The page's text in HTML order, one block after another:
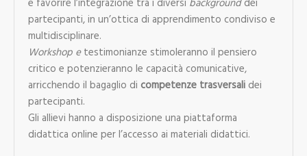
e favorire l’integrazione tra i diversi backgrounddei
partecipanti, in un’ottica di apprendimento condiviso e
multidisciplinare.
Workshop etestimonianze stimoleranno il pensiero
critico e potenzieranno le capacità comunicative,
arricchendo il bagaglio di competenze trasversalidei
partecipanti.
Gli allievi hanno a disposizione una piattaforma
didattica online per l’accesso ai materiali didattici.